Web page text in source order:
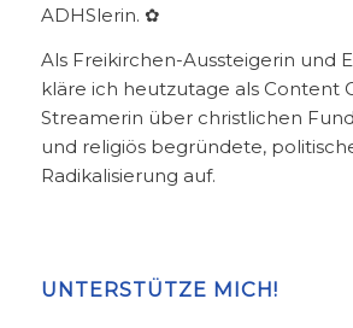
ADHSlerin. ✿
Als Freikirchen-Aussteigerin und
kläre ich heutzutage als Content
Streamerin über christlichen
und religiös begründete,
Radikalisierung auf.
UNTERSTÜTZE MICH!